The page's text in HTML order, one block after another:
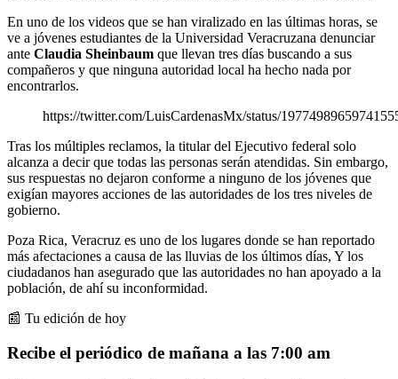
En uno de los videos que se han viralizado en las últimas horas, se
ve a jóvenes estudiantes de la Universidad Veracruzana denunciar
ante Claudia Sheinbaum que llevan tres días buscando a sus
compañeros y que ninguna autoridad local ha hecho nada por
encontrarlos.
https://twitter.com/LuisCardenasMx/status/
Tras los múltiples reclamos, la titular del Ejecutivo federal solo
alcanza a decir que todas las personas serán atendidas. Sin embargo,
sus respuestas no dejaron conforme a ninguno de los jóvenes que
exigían mayores acciones de las autoridades de los tres niveles de
gobierno.
Poza Rica, Veracruz es uno de los lugares donde se han reportado
más afectaciones a causa de las lluvias de los últimos días, Y los
ciudadanos han asegurado que las autoridades no han apoyado a la
población, de ahí su inconformidad.
📰 Tu edición de hoy
Recibe el periódico de mañana a las 7:00 am